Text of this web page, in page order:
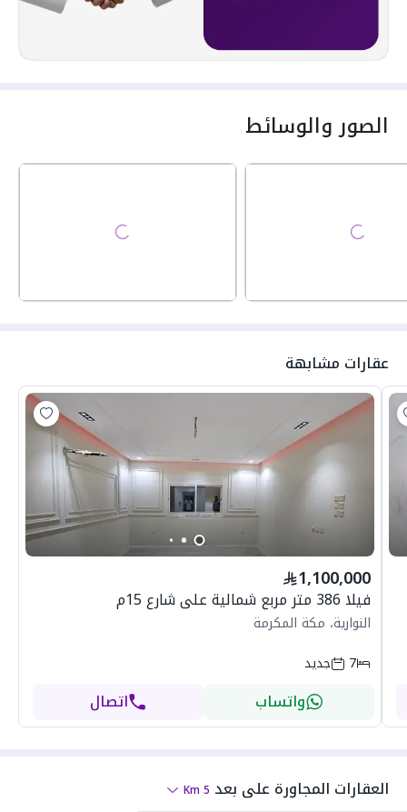
الصور والوسائط
عقارات مشابهة
1,100,000
فيلا 386 متر مربع شمالية على شارع 15م
النوارية، مكة المكرمة
7
جديد
واتساب اتصال
العقارات المجاورة على بعد 5
Km